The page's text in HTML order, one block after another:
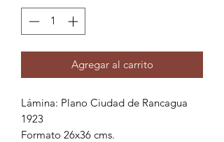
Agregar al carrito
Lámina: Plano Ciudad de Rancagua
1923
Formato 26x36 cms.